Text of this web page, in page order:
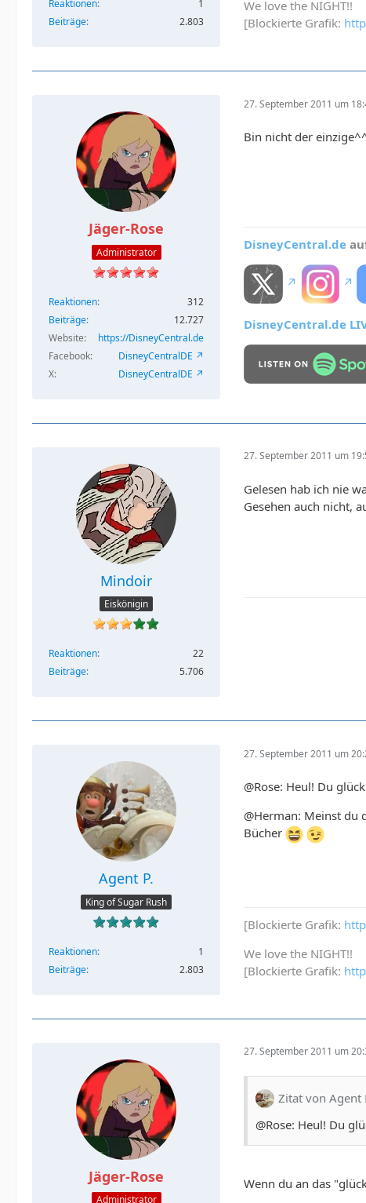
Reaktionen
1
Beiträge
2.803
We love the NIGHT!!
[Blockierte Grafik:
Jäger-Rose
Administrator
Reaktionen
312
Beiträge
12.727
Website
https://DisneyCentral.de
Facebook
DisneyCentralDE
X
DisneyCentralDE
27. September 2011 um
Bin nicht der
DisneyCentral.de
DisneyCentral.de
Mindoir
Eiskönigin
Reaktionen
22
Beiträge
5.706
27. September 2011 um
Gelesen hab ich nie
Gesehen auch nicht,
Agent P.
King of Sugar Rush
Reaktionen
1
Beiträge
2.803
27. September 2011 um
@Rose: Heul! Du
@Herman: Meinst du
Bücher
[Blockierte Grafik:
We love the NIGHT!!
[Blockierte Grafik:
Jäger-Rose
Administrator
27. September 2011 um
Zitat von Agent
@Rose: Heul! Du
Wenn du an das